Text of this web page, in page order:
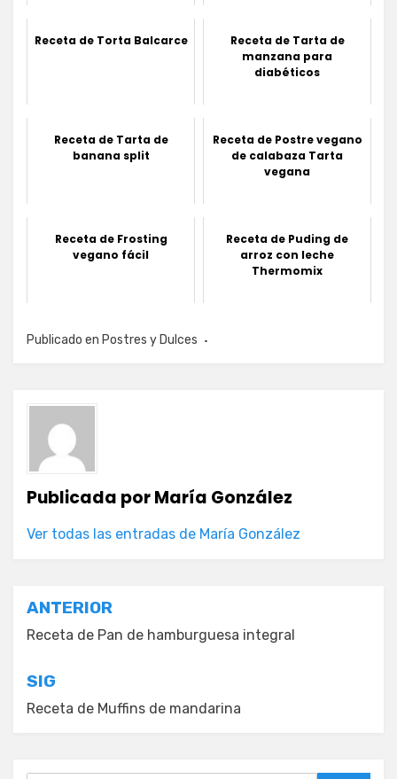
Receta de Torta Balcarce
Receta de Tarta de
manzana para
diabéticos
Receta de Tarta de
banana split
Receta de Postre vegano
de calabaza Tarta
vegana
Receta de Frosting
vegano fácil
Receta de Puding de
arroz con leche
Thermomix
Publicado en Postres y Dulces
Publicada porMaría González
Ver todas las entradas de María González
Navegación
de
entradas
ANTERIOR
Receta de Pan de hamburguesa integral
SIG
Receta de Muffins de mandarina